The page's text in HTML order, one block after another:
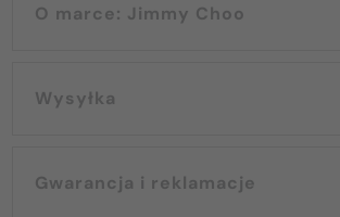
O marce: Jimmy Choo
Wysyłka
Gwarancja i reklamacje